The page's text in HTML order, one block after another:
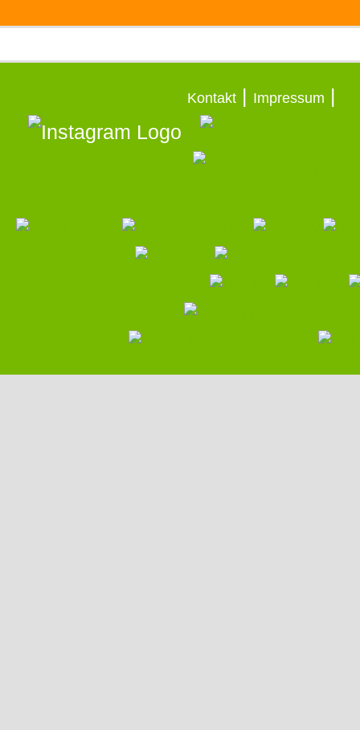
Kontakt| Impressum |